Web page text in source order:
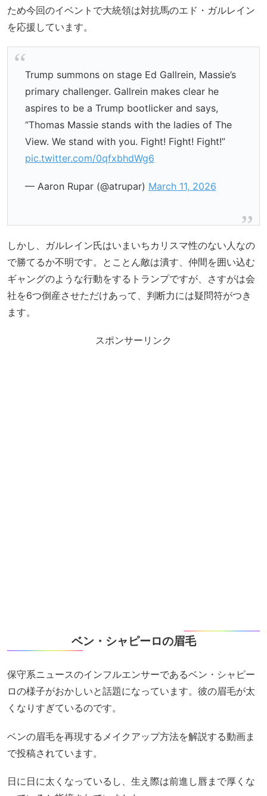
ため今回のイベントで大統領は対抗馬のエド・ガルレイン
を応援しています。
Trump summons on stage Ed Gallrein, Massie’s
primary challenger. Gallrein makes clear he
aspires to be a Trump bootlicker and says,
“Thomas Massie stands with the ladies of The
View. We stand with you. Fight! Fight! Fight!”
pic.twitter.com/0qfxbhdWg6
— Aaron Rupar (@atrupar) March 11, 2026
しかし、ガルレイン氏はいまいちカリスマ性のない人なの
で勝てるか不明です。とことん敵は潰す、仲間を囲い込む
ギャングのような行動をするトランプですが、さすがは会
社を6つ倒産させただけあって、判断力には疑問符がつき
ます。
スポンサーリンク
ベン・シャピーロの眉毛
保守系ニュースのインフルエンサーであるベン・シャピー
ロの様子がおかしいと話題になっています。彼の眉毛が太
くなりすぎているのです。
ベンの眉毛を再現するメイクアップ方法を解説する動画ま
で投稿されています。
日に日に太くなっているし、生え際は前進し唇まで厚くな